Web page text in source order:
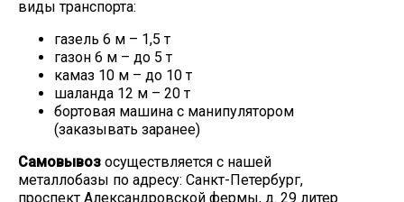
виды транспорта:
газель 6 м – 1,5 т
газон 6 м – до 5 т
камаз 10 м – до 10 т
шаланда 12 м – 20 т
бортовая машина с манипулятором
(заказывать заранее)
Самовывоз осуществляется с нашей
металлобазы по адресу: Санкт-Петербург,
проспект Александровской фермы, д. 29 литер